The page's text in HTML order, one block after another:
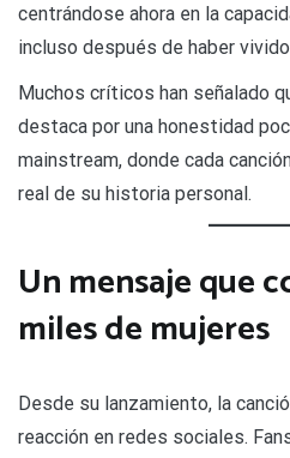
centrándose ahora en la
incluso después de haber
Muchos críticos han señalado
destaca por una honestidad
mainstream, donde cada
real de su historia personal.
Un mensaje que
miles de mujeres
Desde su lanzamiento, la
reacción en redes sociales.